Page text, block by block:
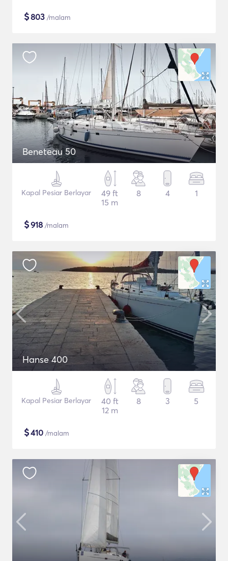
$803 /malam
Beneteau 50
Kapal Pesiar Berlayar
49 ft
15 m
8 4 1
$918 /malam
Hanse 400
Kapal Pesiar Berlayar
40 ft
12 m
8 3 5
$410 /malam